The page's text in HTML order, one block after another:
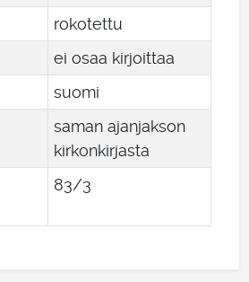
rokotettu
ei osaa kirjoittaa
suomi
saman ajanjakson
kirkonkirjasta
83/3